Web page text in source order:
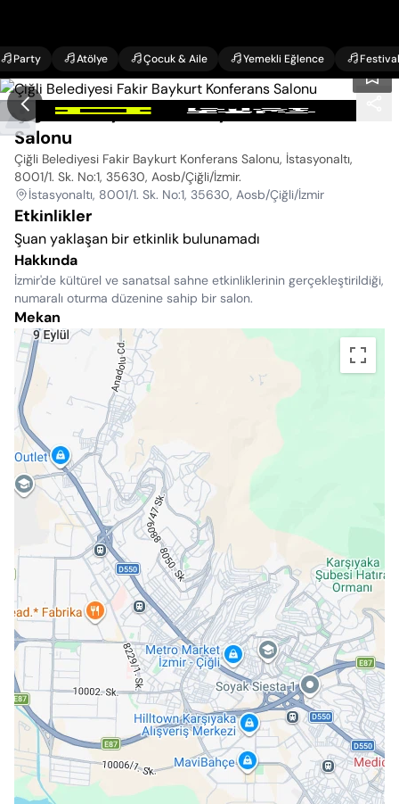
Party Atölye Çocuk & Aile Yemekli Eğlence Festival
Çiğli Belediyesi Fakir Baykurt Konferans
Salonu
Çiğli Belediyesi Fakir Baykurt Konferans Salonu, İstasyonaltı,
8001/1. Sk. No:1, 35630, Aosb/Çiğli/İzmir.
İstasyonaltı, 8001/1. Sk. No:1, 35630, Aosb/Çiğli/İzmir
Etkinlikler
Şuan yaklaşan bir etkinlik bulunamadı
Hakkında
İzmir'de kültürel ve sanatsal sahne etkinliklerinin gerçekleştirildiği,
numaralı oturma düzenine sahip bir salon.
Mekan